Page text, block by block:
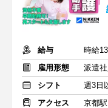
給与
時給
雇用形態
派遣社
シフト
週3日
アクセス
京都駅